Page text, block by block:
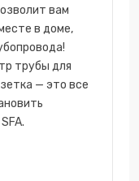
вам
в доме,
трубы для
— это все